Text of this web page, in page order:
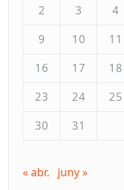
2
3 4
9
10 11
16
17 18
23
24 25
30
31
« abr. juny »